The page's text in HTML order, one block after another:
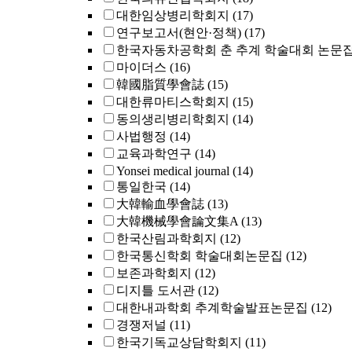
대한임상병리학회지 (17)
연구보고서(현안·정책) (17)
한국자동차공학회 춘 추계 학술대회 논문
마이더스 (16)
韓國脂質學會誌 (15)
대한류마티스학회지 (15)
동의생리병리학회지 (14)
사법행정 (14)
교육과학연구 (14)
Yonsei medical journal (14)
통일한국 (14)
大韓輸血學會誌 (13)
大韓機械學會論文集A (13)
한국산림과학회지 (12)
한국통신학회 학술대회논문집 (12)
보존과학회지 (12)
디지틀 도서관 (12)
대한내과학회 추계학술발표논문집 (12)
경쟁저널 (11)
한국기독교상담학회지 (11)